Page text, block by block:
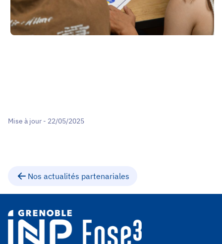
Mise à jour - 22/05/2025
Nos actualités partenariales